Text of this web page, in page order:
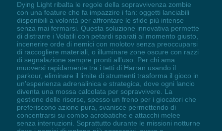
Dying Light ribalta le regole della sopravvivenza zombie
con una feature che fa impazzire i fan: oggetti lanciabili
disponibili a volontà per affrontare le sfide più intense
senza mai fermarsi. Questa soluzione innovativa permette
di distrarre i Volatili con petardi sparati al momento giusto,
incenerire orde di nemici con molotov senza preoccuparsi
di raccogliere materiali, o illuminare zone oscure con razzi
di segnalazione sempre pronti all'uso. Per chi ama
muoversi rapidamente tra i tetti di Harran usando il
parkour, eliminare il limite di strumenti trasforma il gioco in
un'esperienza adrenalinica e strategica, dove ogni lancio
diventa una mossa calcolata per sopravvivere. La
gestione delle risorse, spesso un freno per i giocatori che
preferiscono azione pura, svanisce permettendo di
concentrarsi su combo acrobatiche e attacchi melee
senza interruzioni. Soprattutto durante le missioni notturne